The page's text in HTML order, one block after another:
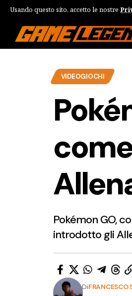
Usando questo sito, accetto le nostre
VIDEOGIOCHI
Pokémon GO,
introdotto gli
DiFRANCESCO